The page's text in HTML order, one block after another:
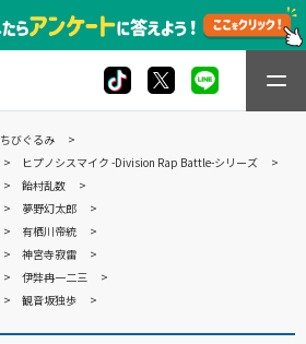
ちびぐるみ
ヒプノシスマイク -Division Rap Battle-シリーズ
飴村乱数
夢野幻太郎
有栖川帝統
神宮寺寂雷
伊弉冉一二三
観音坂独歩